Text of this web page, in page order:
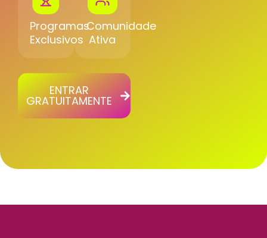
Programas
Exclusivos
Comunidade
Ativa
ENTRAR
GRATUITAMENTE